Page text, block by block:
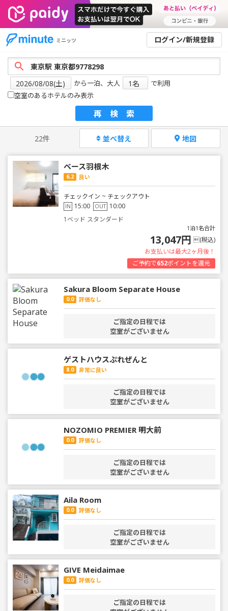
ミニッツ ログイン/新規登録
から一泊、大人
で利用
空室のあるホテルのみ表示
再検索
22件 並べ替え 地図
ベース羽根木
6.2 良い
チェックイン ~ チェックアウト
IN 15:00 OUT 10:00
1ベッド スタンダード
1泊1名合計
13,047円 (税込)
お支払いは最大2ヶ月後！
ご予約で652ポイントを還元
Sakura Bloom Separate House
0.0 評価なし
ご指定の日程では
空室がございません
ゲストハウスぷれぜんと
8.0 非常に良い
ご指定の日程では
空室がございません
NOZOMIO PREMIER 明大前
0.0 評価なし
ご指定の日程では
空室がございません
Aila Room
0.0 評価なし
ご指定の日程では
空室がございません
GIVE Meidaimae
0.0 評価なし
ご指定の日程では